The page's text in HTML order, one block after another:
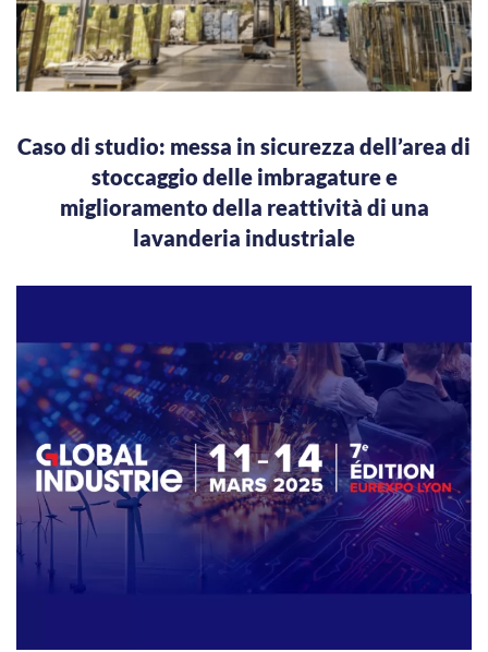
Caso di studio: messa in sicurezza dell’area di
stoccaggio delle imbragature e
miglioramento della reattività di una
lavanderia industriale